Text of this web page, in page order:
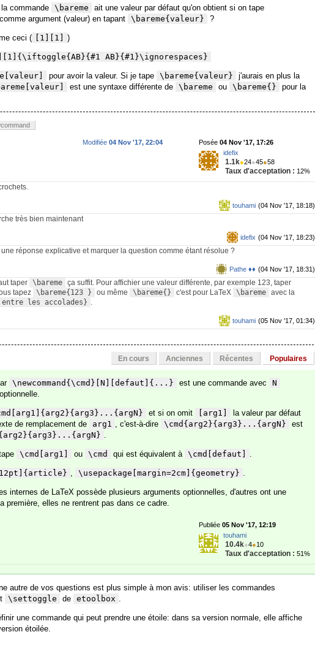
commande \bareme
ait une valeur par défaut qu'on obtient si on tape
argument (valeur) en tapant \bareme{valeur} ?
ceci ( [1][1] )
AB}{#1}\ignorespaces}
pour avoir la valeur. Si je tape \bareme{valeur}
j'aurais en plus la
est une syntaxe différente de \bareme ou \bareme{}
pour la
Posée 04 Nov '17, 17:26
idefix
1.1k●24●45●58
Taux d'acceptation : 12%
Modifiée 04 Nov '17, 22:04
(04 Nov '17, 18:18)
touhami
très bien maintenant
(04 Nov '17, 18:23)
idefix
réponse explicative et marquer la question comme étant résolue ?
(04 Nov '17, 18:31)
Pathe ♦♦
taper \bareme ça suffit. Pour affichier une valeur différente, par exemple 123, taper
tapez \bareme{123 } ou même \bareme{} c'est pour LaTeX \bareme avec la
les accolades} .
(05 Nov '17, 01:34)
touhami
En cours Anciennes Récentes Populaires
\newcommand{\cmd}[N][defaut]{...} est une commande avec
N
et si on omit [arg1]
la valeur par défaut
de remplacement de arg1 , c'est-à-dire \cmd{arg2}{arg3}...{argN}
est
.
\cmd[arg1] ou \cmd qui est équivalent à \cmd[defaut] .
, \usepackage[margin=2cm]{geometry} .
internes de LaTeX possède plusieurs arguments optionnelles, d'autres ont une
première, elles ne rentrent pas dans ce cadre.
Publiée 05 Nov '17, 12:19
touhami
10.4k●4●10
Taux d'acceptation : 51%
autre de vos questions est plus simple à mon avis: utiliser les commandes
\settoggle de etoolbox .
une commande qui peut prendre une étoile: dans sa version normale, elle affiche
étoilée.